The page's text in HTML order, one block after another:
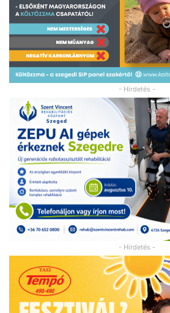
- Hirdetés -
- Hirdetés -